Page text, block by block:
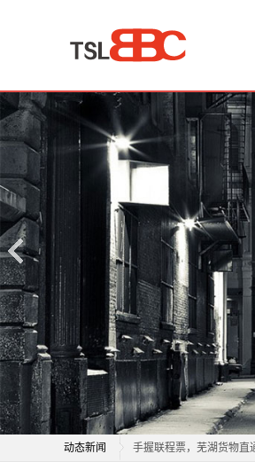
动态新闻
物流业加速构建全球智慧
手握联程票，芜湖货物直
产
品
心
国
际
空
运
服
务